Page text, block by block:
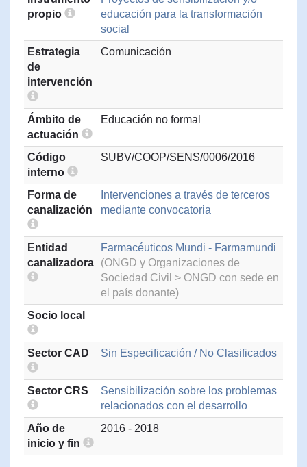
propio
educación para la transformación
social
Estrategia
de
intervención
Comunicación
Ámbito de
actuación
Educación no formal
Código
interno
SUBV/COOP/SENS/0006/2016
Forma de
canalización
Intervenciones a través de terceros
mediante convocatoria
Entidad
canalizadora
Farmacéuticos Mundi - Farmamundi
(ONGD y Organizaciones de
Sociedad Civil > ONGD con sede en
el país donante)
Socio local
Sector CAD Sin Especificación / No Clasificados
Sector CRS
Sensibilización sobre los problemas
relacionados con el desarrollo
Año de
inicio y fin
2016 - 2018